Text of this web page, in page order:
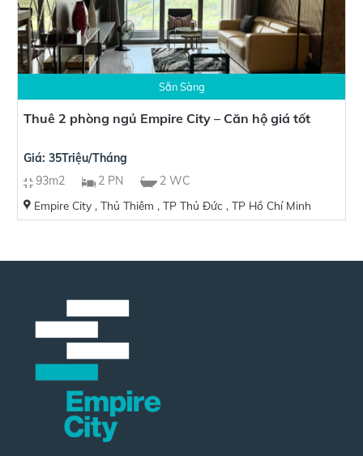
Sẵn Sàng
Thuê 2 phòng ngủ Empire City – Căn hộ giá tốt
Giá: 35Triệu/Tháng
93m2
2 PN 2 WC
Empire City , Thủ Thiêm , TP Thủ Đức , TP Hồ Chí Minh